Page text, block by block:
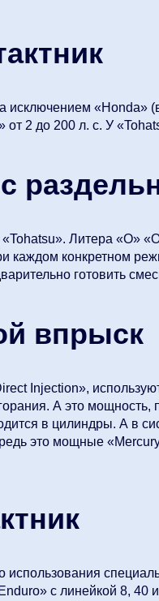
«Honda»
2 до 200 л. с. У
Литера «О»
каждом конкретном
готовить
впрыск
Injection»,
А это мощность,
в цилиндры. А в
это мощные
с линейкой 8,